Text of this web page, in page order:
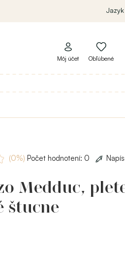
Jazyk
Môj účet Obľúbené
(0%) Počet hodnotení: 0
Medduc,
štucne